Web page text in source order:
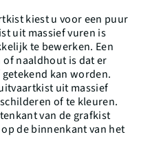
kiest u voor een puur
uit massief vuren is
te bewerken. Een
of naaldhout is dat er
kan worden.
uit massief
of te kleuren.
van de grafkist
de binnenkant van het